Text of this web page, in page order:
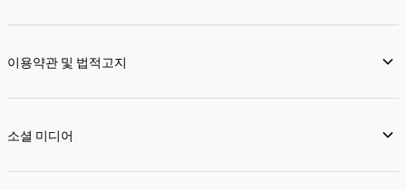
이용약관 및 법적고지
소셜 미디어